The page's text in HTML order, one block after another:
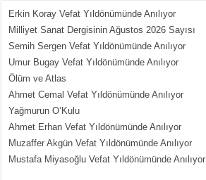
MEHMET ÇOBAN
İçerdeki Put Dışardaki Maskeler...
Erkin Koray Vefat Yıldönümünde Anılıyor
Milliyet Sanat Dergisinin Ağustos 2026 Sayısı
Semih Sergen Vefat Yıldönümünde Anılıyor
Umur Bugay Vefat Yıldönümünde Anılıyor
Ölüm ve Atlas
Ahmet Cemal Vefat Yıldönümünde Anılıyor
Yağmurun O’Kulu
Ahmet Erhan Vefat Yıldönümünde Anılıyor
Muzaffer Akgün Vefat Yıldönümünde Anılıyor
Mustafa Miyasoğlu Vefat Yıldönümünde Anılıyor